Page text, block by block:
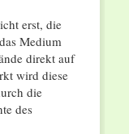
erst, die
Medium
direkt auf
wird diese
die
des